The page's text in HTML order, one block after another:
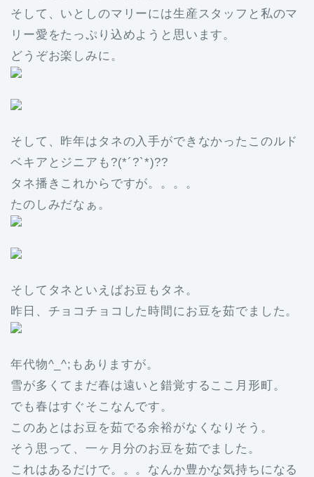
そして、いとしのマリーには生産スタッフと私のマ
リー愛をたっぷり込めようと思います。
どうぞお楽しみに。
そして、昨年はタネの入手ができなかったこのルド
ベキアとジニアも?(*´?`*)??
タネ播きこれからですが。。。。
たのしみだなぁ。
そしてタネといえばお豆もタネ。
昨日、チョコチョコした時間にお豆を茹でました。
年代物^_^;もありますが。
雪が多くてまだ春は遠いと錯覚するここ月形町。
でも春はすぐそこなんです。
このあとはお豆を茹でる余裕がなくなりそう。
そう思って、一ヶ月分のお豆を茹でました。
これはあるだけで。。。なんか豊かな気持ちになる